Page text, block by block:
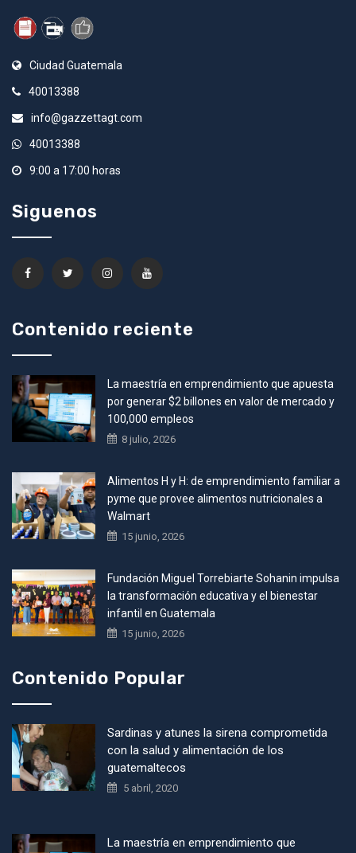
Ciudad Guatemala
40013388
info@gazzettagt.com
40013388
9:00 a 17:00 horas
Siguenos
Contenido reciente
La maestría en emprendimiento que apuesta
por generar $2 billones en valor de mercado y
100,000 empleos
8 julio, 2026
Alimentos H y H: de emprendimiento familiar a
pyme que provee alimentos nutricionales a
Walmart
15 junio, 2026
Fundación Miguel Torrebiarte Sohanin impulsa
la transformación educativa y el bienestar
infantil en Guatemala
15 junio, 2026
Contenido Popular
Sardinas y atunes la sirena comprometida
con la salud y alimentación de los
guatemaltecos
5 abril, 2020
La maestría en emprendimiento que